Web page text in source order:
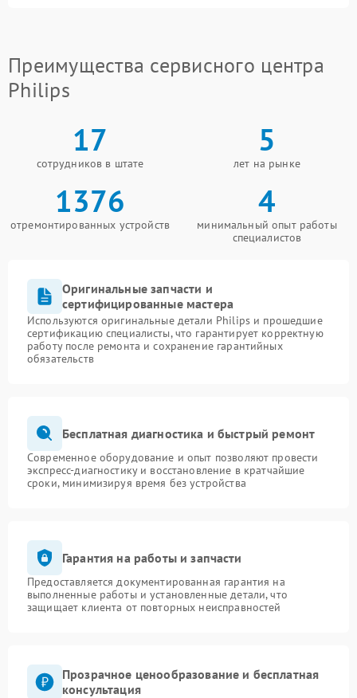
Преимущества сервисного центра
Philips
17
сотрудников в штате
5
лет на рынке
1376
отремонтированных устройств
4
минимальный опыт работы
специалистов
Оригинальные запчасти и
сертифицированные мастера
Используются оригинальные детали Philips и прошедшие
сертификацию специалисты, что гарантирует корректную
работу после ремонта и сохранение гарантийных
обязательств
Бесплатная диагностика и быстрый ремонт
Современное оборудование и опыт позволяют провести
экспресс-диагностику и восстановление в кратчайшие
сроки, минимизируя время без устройства
Гарантия на работы и запчасти
Предоставляется документированная гарантия на
выполненные работы и установленные детали, что
защищает клиента от повторных неисправностей
Прозрачное ценообразование и бесплатная
консультация